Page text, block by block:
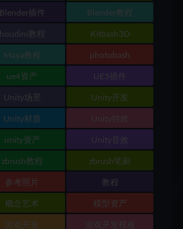
Blender插件 Blender教程
houdini教程 Kitbash3D
Maya教程 photobash
ue4资产 UE5插件
Unity场景 Unity开发
Unity材质 Unity特效
unity资产 Unity音效
zbrush教程 zbrush笔刷
参考照片 教程
概念艺术 模型资产
游戏开发 游戏开发模板